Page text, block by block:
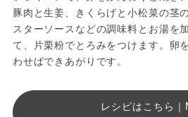
豚肉と生姜、きくらげと小松菜の茎
スターソースなどの調味料とお湯を
て、片栗粉でとろみをつけます。卵
わせばできあがりです。
レシピはこちら